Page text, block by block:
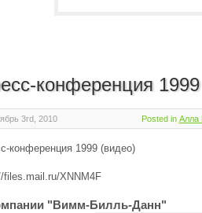
конференция 1999
3rd, 2010 Posted in Алла
конференция 1999 (видео)
files.mail.ru/XNNM4F
"Вимм-Билль-Данн"